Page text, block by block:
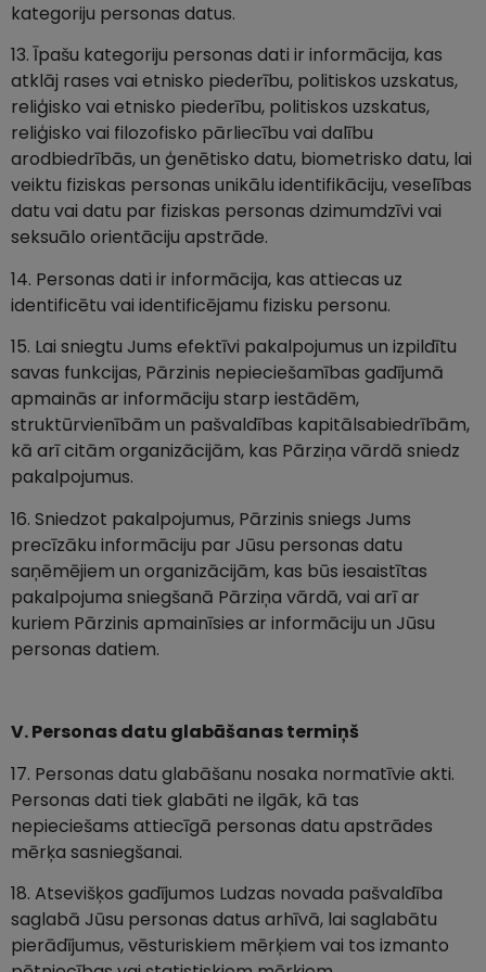
kategoriju personas datus.
13. Īpašu kategoriju personas dati ir informācija, kas
atklāj rases vai etnisko piederību, politiskos uzskatus,
reliģisko vai etnisko piederību, politiskos uzskatus,
reliģisko vai filozofisko pārliecību vai dalību
arodbiedrībās, un ģenētisko datu, biometrisko datu, lai
veiktu fiziskas personas unikālu identifikāciju, veselības
datu vai datu par fiziskas personas dzimumdzīvi vai
seksuālo orientāciju apstrāde.
14. Personas dati ir informācija, kas attiecas uz
identificētu vai identificējamu fizisku personu.
15. Lai sniegtu Jums efektīvi pakalpojumus un izpildītu
savas funkcijas, Pārzinis nepieciešamības gadījumā
apmainās ar informāciju starp iestādēm,
struktūrvienībām un pašvaldības kapitālsabiedrībām,
kā arī citām organizācijām, kas Pārziņa vārdā sniedz
pakalpojumus.
16. Sniedzot pakalpojumus, Pārzinis sniegs Jums
precīzāku informāciju par Jūsu personas datu
saņēmējiem un organizācijām, kas būs iesaistītas
pakalpojuma sniegšanā Pārziņa vārdā, vai arī ar
kuriem Pārzinis apmainīsies ar informāciju un Jūsu
personas datiem.
V. Personas datu glabāšanas termiņš
17. Personas datu glabāšanu nosaka normatīvie akti.
Personas dati tiek glabāti ne ilgāk, kā tas
nepieciešams attiecīgā personas datu apstrādes
mērķa sasniegšanai.
18. Atsevišķos gadījumos Ludzas novada pašvaldība
saglabā Jūsu personas datus arhīvā, lai saglabātu
pierādījumus, vēsturiskiem mērķiem vai tos izmanto